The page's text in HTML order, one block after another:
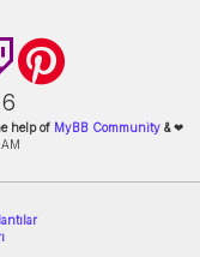
help of MyBB Community&❤